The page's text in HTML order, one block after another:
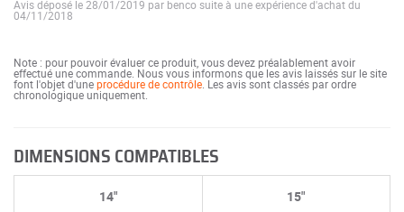
Avis déposé le 28/01/2019 par benco suite à une expérience d'achat du
04/11/2018
Note : pour pouvoir évaluer ce produit, vous devez préalablement avoir
effectué une commande. Nous vous informons que les avis laissés sur le site
font l'objet d'uneprocédure de contrôle . Les avis sont classés par ordre
chronologique uniquement.
DIMENSIONS COMPATIBLES
14" 15"